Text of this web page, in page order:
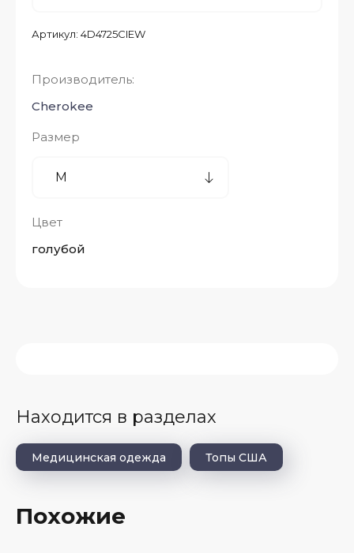
Артикул: 4D4725CIEW
Производитель:
Cherokee
Размер
Цвет
голубой
Находится в разделах
Медицинская одежда Топы США
Похожие